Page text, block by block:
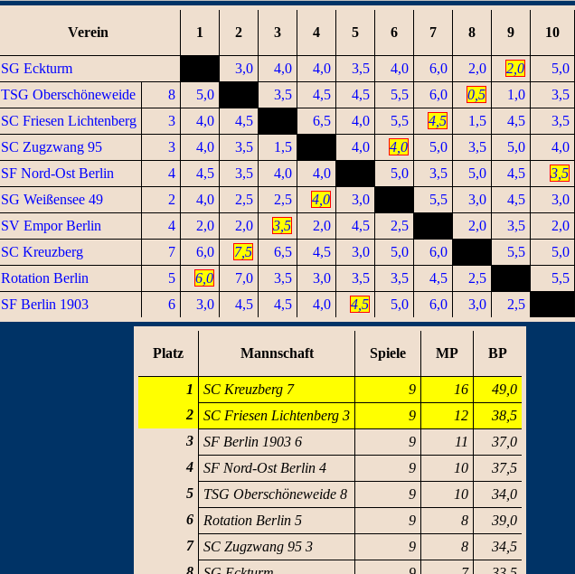
Verein 1 2 3 4 5 6 7 8 9 10
SG Eckturm 3,0 4,0 4,0 3,5 4,0 6,0 2,0 2,0 5,0
TSG Oberschöneweide 8 5,0 3,5 4,5 4,5 5,5 6,0 0,5 1,0 3,5
SC Friesen Lichtenberg 3 4,0 4,5 6,5 4,0 5,5 4,5 1,5 4,5 3,5
SC Zugzwang 95 3 4,0 3,5 1,5 4,0 4,0 5,0 3,5 5,0 4,0
SF Nord-Ost Berlin 4 4,5 3,5 4,0 4,0 5,0 3,5 5,0 4,5 3,5
SG Weißensee 49 2 4,0 2,5 2,5 4,0 3,0 5,5 3,0 4,5 3,0
SV Empor Berlin 4 2,0 2,0 3,5 2,0 4,5 2,5 2,0 3,5 2,0
SC Kreuzberg 7 6,0 7,5 6,5 4,5 3,0 5,0 6,0 5,5 5,0
Rotation Berlin 5 6,0 7,0 3,5 3,0 3,5 3,5 4,5 2,5 5,5
SF Berlin 1903 6 3,0 4,5 4,5 4,0 4,5 5,0 6,0 3,0 2,5
Platz Mannschaft Spiele MP BP
1 SC Kreuzberg 7 9 16
49,0
2
SC Friesen Lichtenberg 3 9 12
38,5
3
SF Berlin 1903 6 9 11
37,0
4
SF Nord-Ost Berlin 4 9 10
37,5
5
TSG Oberschöneweide 8 9 10
34,0
6
Rotation Berlin 5 9 8
39,0
7
SC Zugzwang 95 3 9 8
34,5